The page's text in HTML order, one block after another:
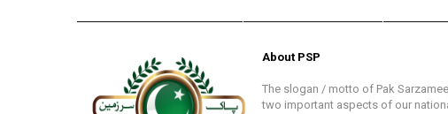
About PSP
The slogan / motto of Pak
two important aspects of our